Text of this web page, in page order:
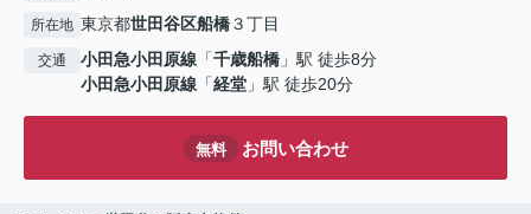
所在地 東京都世田谷区船橋３丁目
交通 小田急小田原線 「千歳船橋 」駅 徒歩8分
小田急小田原線 「経堂 」駅 徒歩20分
無料 お問い合わせ